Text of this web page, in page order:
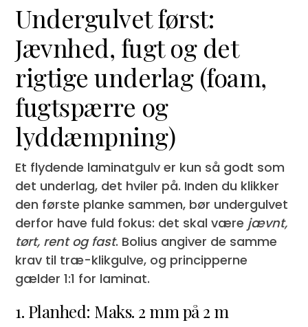
Undergulvet først:
Jævnhed, fugt og det
rigtige underlag (foam,
fugtspærre og
lyddæmpning)
Et flydende laminatgulv er kun så godt som
det underlag, det hviler på. Inden du klikker
den første planke sammen, bør undergulvet
derfor have fuld fokus: det skal være jævnt,
tørt, rent og fast. Bolius angiver de samme
krav til træ-klikgulve, og principperne
gælder 1:1 for laminat.
1. Planhed: Maks. 2 mm på 2 m